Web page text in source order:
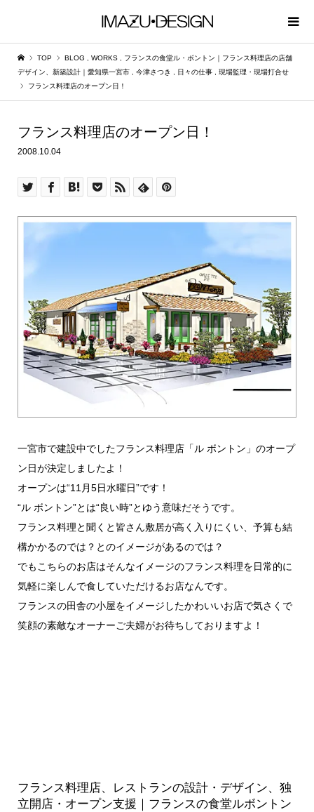
TOP BLOG WORKS
フランスの食堂ル・ボントン｜フランス料理店の店舗
デザイン、新築設計｜愛知県一宮市
今津さつき 日々の仕事
現場監理・現場打合せ
フランス料理店のオープン日！
フランス料理店のオープン日！
2008.10.04
一宮市で建設中でしたフランス料理店「ル ボントン」のオープ
ン日が決定しましたよ！
オープンは“11月5日水曜日”です！
“ル ボントン”とは“良い時”とゆう意味だそうです。
フランス料理と聞くと皆さん敷居が高く入りにくい、予算も結
構かかるのでは？とのイメージがあるのでは？
でもこちらのお店はそんなイメージのフランス料理を日常的に
気軽に楽しんで食していただけるお店なんです。
フランスの田舎の小屋をイメージしたかわいいお店で気さくで
笑顔の素敵なオーナーご夫婦がお待ちしておりますよ！
フランス料理店、レストランの設計・デザイン、独
立開店・オープン支援｜フランスの食堂ルボントン